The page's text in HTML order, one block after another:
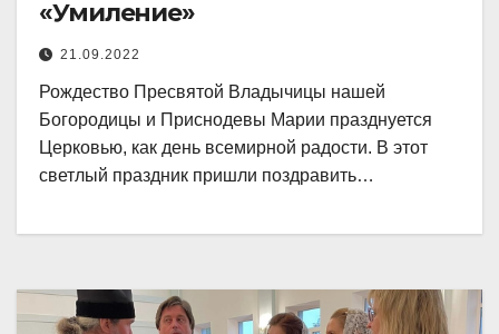
«Умиление»
21.09.2022
Рождество Пресвятой Владычицы нашей
Богородицы и Приснодевы Марии празднуется
Церковью, как день всемирной радости. В этот
светлый праздник пришли поздравить…